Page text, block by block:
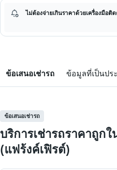
ไม่ต้องจ่ายเกินราคาด้วยเครื่องมือติ
ข้อเสนอเช่ารถ ข้อมูลที่เป็นปร
ข้อเสนอเช่ารถ
บริการเช่ารถราคาถูก
(แฟร้งค์เฟิรต์)